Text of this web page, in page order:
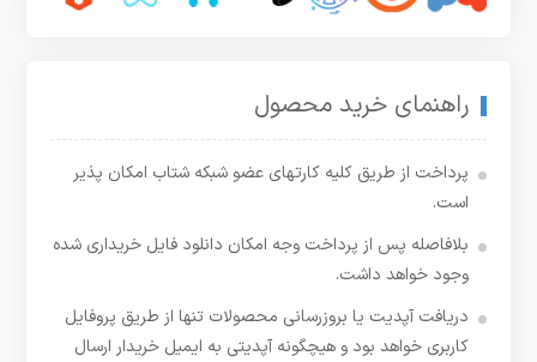
راهنمای خرید محصول
پرداخت از طریق کلیه کارتهای عضو شبکه شتاب امکان پذیر
است.
بلافاصله پس از پرداخت وجه امکان دانلود فایل خریداری شده
وجود خواهد داشت.
دریافت آپدیت یا بروزرسانی محصولات تنها از طریق پروفایل
کاربری خواهد بود و هیچگونه آپدیتی به ایمیل خریدار ارسال